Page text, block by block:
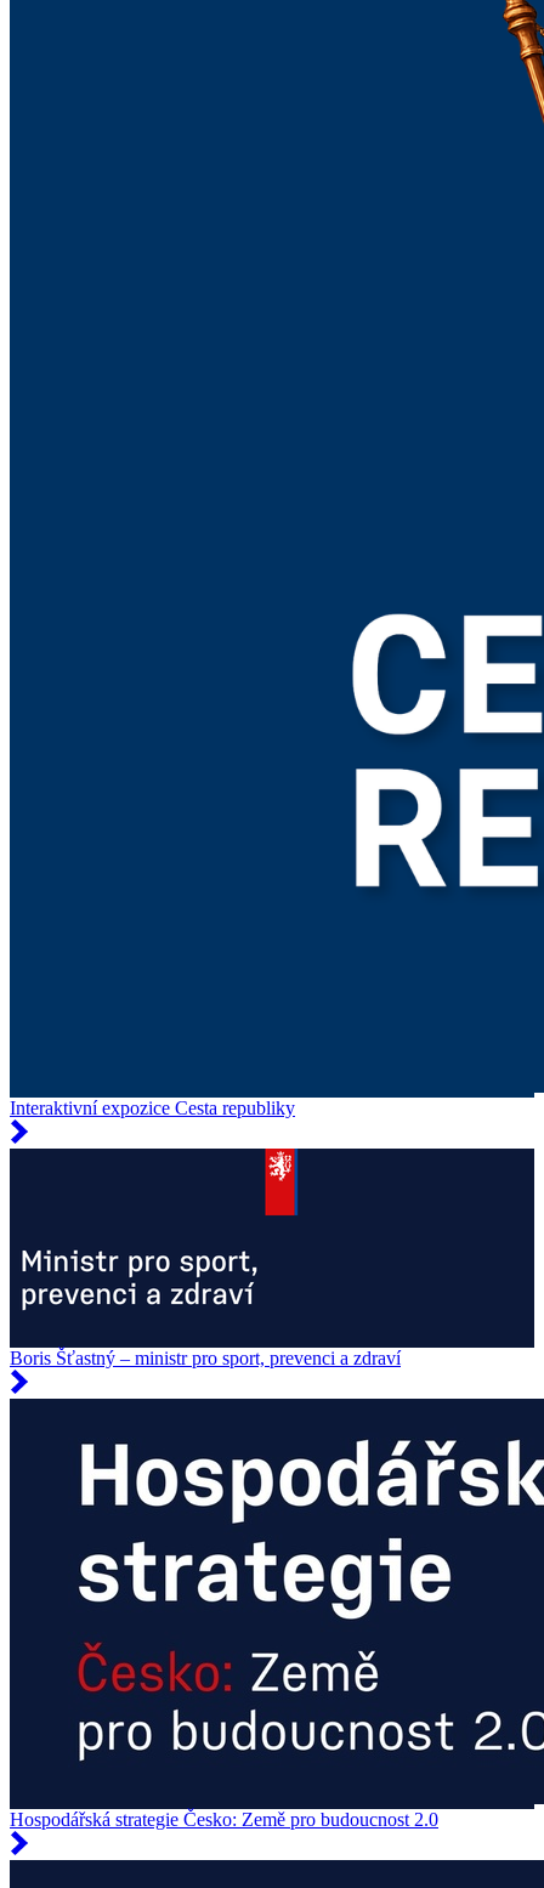
Interaktivní expozice Cesta republiky
Boris Šťastný – ministr pro sport, prevenci a zdraví
Hospodářská strategie Česko: Země pro budoucnost 2.0